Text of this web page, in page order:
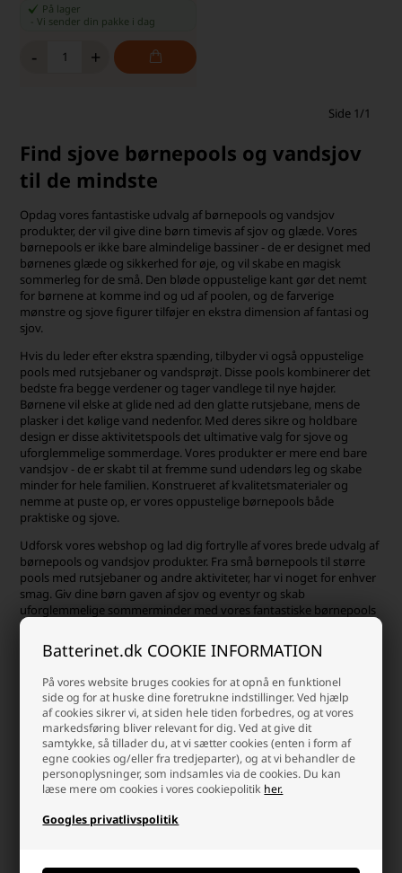
Batterinet.dk COOKIE INFORMATION
På vores website bruges cookies for at opnå en funktionel
side og for at huske dine foretrukne indstillinger. Ved hjælp
af cookies sikrer vi, at siden hele tiden forbedres, og at vores
markedsføring bliver relevant for dig. Ved at give dit
samtykke, så tillader du, at vi sætter cookies (enten i form af
egne cookies og/eller fra tredjeparter), og at vi behandler de
personoplysninger, som indsamles via de cookies. Du kan
læse mere om cookies i vores cookiepolitik her.
Googles privatlivspolitik
På lager
-Vi sender din pakke i dag
- +
Side 1/1
Find sjove børnepools og vandsjov
til de mindste
Opdag vores fantastiske udvalg af børnepools og vandsjov
produkter, der vil give dine børn timevis af sjov og glæde. Vores
børnepools er ikke bare almindelige bassiner - de er designet med
børnenes glæde og sikkerhed for øje, og vil skabe en magisk
sommerleg for de små. Den bløde oppustelige kant gør det nemt
for børnene at komme ind og ud af poolen, og de farverige
mønstre og sjove figurer tilføjer en ekstra dimension af fantasi og
sjov.
Hvis du leder efter ekstra spænding, tilbyder vi også oppustelige
pools med rutsjebaner og vandsprøjt. Disse pools kombinerer det
bedste fra begge verdener og tager vandlege til nye højder.
Børnene vil elske at glide ned ad den glatte rutsjebane, mens de
plasker i det kølige vand nedenfor. Med deres sikre og holdbare
design er disse aktivitetspools det ultimative valg for sjove og
uforglemmelige sommerdage. Vores produkter er mere end bare
vandsjov - de er skabt til at fremme sund udendørs leg og skabe
minder for hele familien. Konstrueret af kvalitetsmaterialer og
nemme at puste op, er vores oppustelige børnepools både
praktiske og sjove.
Udforsk vores webshop og lad dig fortrylle af vores brede udvalg af
børnepools og vandsjov produkter. Fra små børnepools til større
pools med rutsjebaner og andre aktiviteter, har vi noget for enhver
smag. Giv dine børn gaven af sjov og eventyr og skab
uforglemmelige sommerminder med vores fantastiske børnepools
og vandsjov produkter. Bestil i dag og gør sommeren endnu mere
sjov og magisk.
Hvorfor er en vandglidebane i
haven så sjov?
En vandglidebane, også kendt som en water slide, er en utrolig sjov
og populær sommeraktivitet, der appellerer til folk i alle aldre. Her
er nogle grunde til, hvorfor det er så sjovt at glide ned ad en
glidebane:
Adrenalin og fart:En glidebane tilbyder en intens
suset i maven bidrager til den spændende